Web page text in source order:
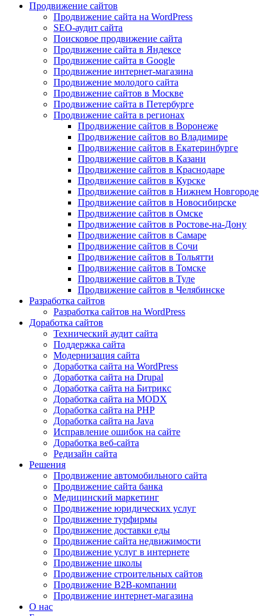
Продвижение сайтов
Продвижение сайта на WordPress
SEO-аудит сайта
Поисковое продвижение сайта
Продвижение сайта в Яндексе
Продвижение сайта в Google
Продвижение интернет-магазина
Продвижение молодого сайта
Продвижение сайтов в Москве
Продвижение сайта в Петербурге
Продвижение сайта в регионах
Продвижение сайтов в Воронеже
Продвижение сайтов во Владимире
Продвижение сайтов в Екатеринбурге
Продвижение сайтов в Казани
Продвижение сайтов в Краснодаре
Продвижение сайтов в Курске
Продвижение сайтов в Нижнем Новгороде
Продвижение сайтов в Новосибирске
Продвижение сайтов в Омске
Продвижение сайтов в Ростове-на-Дону
Продвижение сайтов в Самаре
Продвижение сайтов в Сочи
Продвижение сайтов в Тольятти
Продвижение сайтов в Томске
Продвижение сайтов в Туле
Продвижение сайтов в Челябинске
Разработка сайтов
Разработка сайтов на WordPress
Доработка сайтов
Технический аудит сайта
Поддержка сайта
Модернизация сайта
Доработка сайта на WordPress
Доработка сайта на Drupal
Доработка сайта на Битрикс
Доработка сайта на MODX
Доработка сайта на PHP
Доработка сайта на Java
Исправление ошибок на сайте
Доработка веб-сайта
Редизайн сайта
Решения
Продвижение автомобильного сайта
Продвижение сайта банка
Медицинский маркетинг
Продвижение юридических услуг
Продвижение турфирмы
Продвижение доставки еды
Продвижение сайта недвижимости
Продвижение услуг в интернете
Продвижение школы
Продвижение строительных сайтов
Продвижение B2B-компании
Продвижение интернет-магазина
О нас